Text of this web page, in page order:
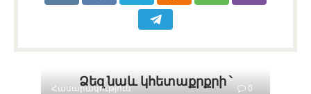
Ձեզ նաև կհետաքրքրի ՝
Հասարակություն 0